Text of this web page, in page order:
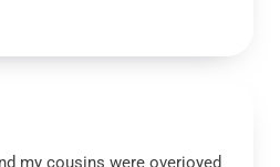
my cousins were overjoyed